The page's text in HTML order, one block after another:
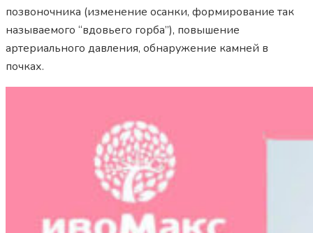
позвоночника (изменение осанки, формирование так
называемого “вдовьего горба”), повышение
артериального давления, обнаружение камней в
почках.